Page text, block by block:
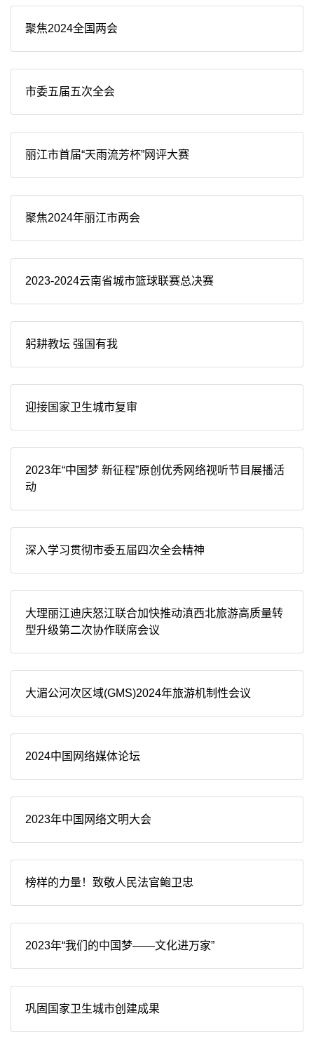
聚焦2024全国两会
市委五届五次全会
丽江市首届“天雨流芳杯”网评大赛
聚焦2024年丽江市两会
2023-2024云南省城市篮球联赛总决赛
躬耕教坛 强国有我
迎接国家卫生城市复审
2023年“中国梦 新征程”原创优秀网络视听节目展播活
动
深入学习贯彻市委五届四次全会精神
大理丽江迪庆怒江联合加快推动滇西北旅游高质量转
型升级第二次协作联席会议
大湄公河次区域(GMS)2024年旅游机制性会议
2024中国网络媒体论坛
2023年中国网络文明大会
榜样的力量！致敬人民法官鲍卫忠
2023年“我们的中国梦——文化进万家”
巩固国家卫生城市创建成果